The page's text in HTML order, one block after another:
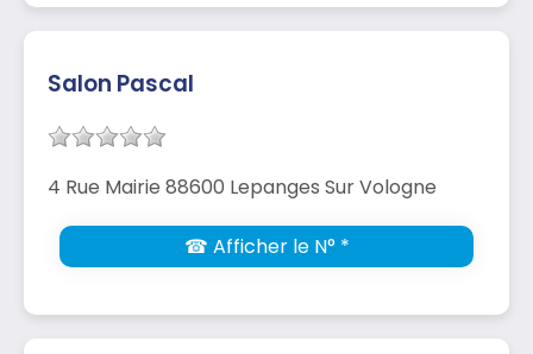
Salon Pascal
4 Rue Mairie 88600 Lepanges Sur Vologne
☎ Afficher le N° *